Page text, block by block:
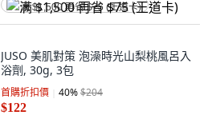
满 $1,500 再省 $75 (王道卡)
JUSO 美肌對策 泡澡時光山梨桃風呂入
浴劑, 30g, 3包
首購折扣價 40%$204
$122